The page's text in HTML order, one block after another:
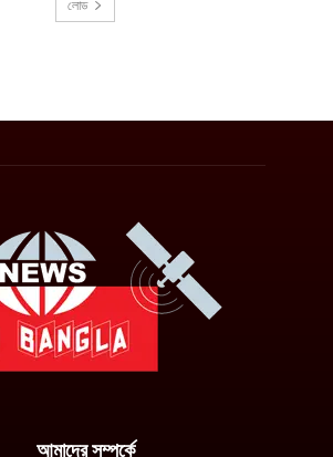
আমাদের সম্পর্কে